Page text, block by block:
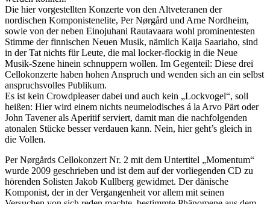
Die hier vorgestellten Konzerte von den Altveteranen der
nordischen Komponistenelite, Per Nørgård und Arne Nordheim,
sowie von der neben Einojuhani Rautavaara wohl prominentesten
Stimme der finnischen Neuen Musik, nämlich Kaija Saariaho, sind
in der Tat nichts für Leute, die mal locker-flockig in die Neue
Musik-Szene hinein schnuppern wollen. Im Gegenteil: Diese drei
Cellokonzerte haben hohen Anspruch und wenden sich an ein selbst
anspruchsvolles Publikum.
Es ist kein Crowdpleaser dabei und auch kein „Lockvogel“, soll
heißen: Hier wird einem nichts neumelodisches á la Arvo Pärt oder
John Tavener als Aperitif serviert, damit man die nachfolgenden
atonalen Stücke besser verdauen kann. Nein, hier geht’s gleich in
die Vollen.
Per Nørgårds Cellokonzert Nr. 2 mit dem Untertitel „Momentum“
wurde 2009 geschrieben und ist dem auf der vorliegenden CD zu
hörenden Solisten Jakob Kullberg gewidmet. Der dänische
Komponist, der in der Vergangenheit vor allem mit seinen